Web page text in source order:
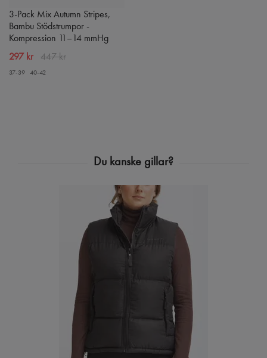
3-Pack Mix Autumn Stripes,
Bambu Stödstrumpor -
Kompression 11–14 mmHg
297 kr 447 kr
37-39 40-42